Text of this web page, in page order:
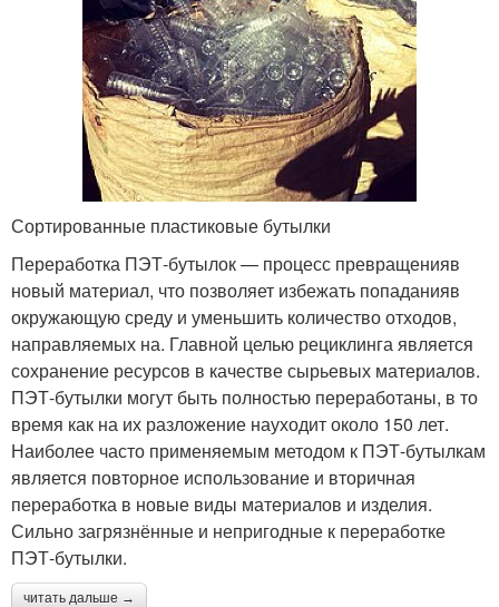
Сортированные пластиковые бутылки
Переработка ПЭТ-бутылок — процесс превращенияв
новый материал, что позволяет избежать попаданияв
окружающую среду и уменьшить количество отходов,
направляемых на. Главной целью рециклинга является
сохранение ресурсов в качестве сырьевых материалов.
ПЭТ-бутылки могут быть полностью переработаны, в то
время как на их разложение науходит около 150 лет.
Наиболее часто применяемым методом к ПЭТ-бутылкам
является повторное использование и вторичная
переработка в новые виды материалов и изделия.
Сильно загрязнённые и непригодные к переработке
ПЭТ-бутылки.
читать дальше →